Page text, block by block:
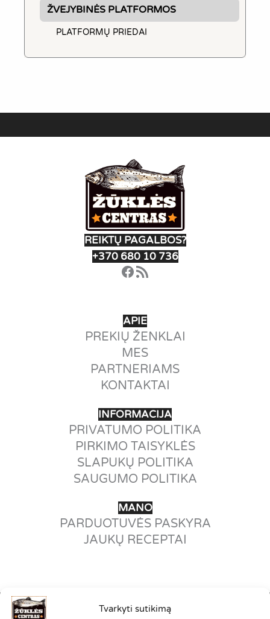
Tvarkyti sutikimą
ŽVEJYBINĖS PLATFORMOS
PLATFORMŲ PRIEDAI
REIKTŲ PAGALBOS?
+370 680 10 736
Facebook
RSS Feed
APIE
PREKIŲ ŽENKLAI
MES
PARTNERIAMS
KONTAKTAI
INFORMACIJA
PRIVATUMO POLITIKA
PIRKIMO TAISYKLĖS
SLAPUKŲ POLITIKA
SAUGUMO POLITIKA
MANO
PARDUOTUVĖS PASKYRA
JAUKŲ RECEPTAI